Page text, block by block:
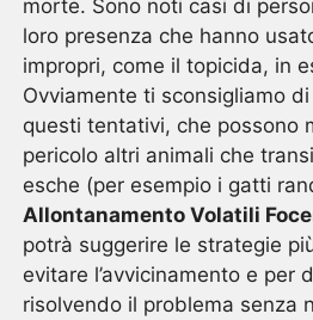
morte. Sono noti casi di
loro presenza che hanno
impropri, come il topicida, in
Ovviamente ti sconsigliamo
questi tentativi, che possono
pericolo altri animali che
esche (per esempio i gatti
Allontanamento Volatili
potrà suggerire le strategie
evitare l’avvicinamento e per
risolvendo il problema senza